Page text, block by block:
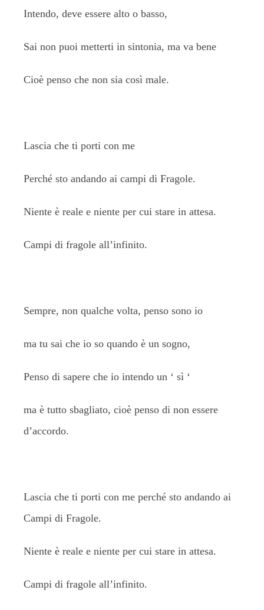
Intendo, deve essere alto o basso,
Sai non puoi metterti in sintonia, ma va bene
Cioè penso che non sia così male.
Lascia che ti porti con me
Perché sto andando ai campi di Fragole.
Niente è reale e niente per cui stare in attesa.
Campi di fragole all’infinito.
Sempre, non qualche volta, penso sono io
ma tu sai che io so quando è un sogno,
Penso di sapere che io intendo un ‘ sì ‘
ma è tutto sbagliato, cioè penso di non essere
d’accordo.
Lascia che ti porti con me perché sto andando ai
Campi di Fragole.
Niente è reale e niente per cui stare in attesa.
Campi di fragole all’infinito.